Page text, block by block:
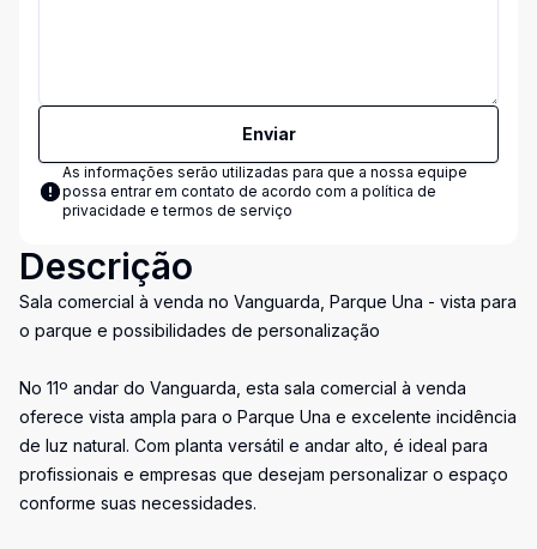
Enviar
As informações serão utilizadas para que a nossa equipe
possa entrar em contato de acordo com a política de
privacidade e termos de serviço
Descrição
Sala comercial à venda no Vanguarda, Parque Una - vista para
o parque e possibilidades de personalização
No 11º andar do Vanguarda, esta sala comercial à venda
oferece vista ampla para o Parque Una e excelente incidência
de luz natural. Com planta versátil e andar alto, é ideal para
profissionais e empresas que desejam personalizar o espaço
conforme suas necessidades.